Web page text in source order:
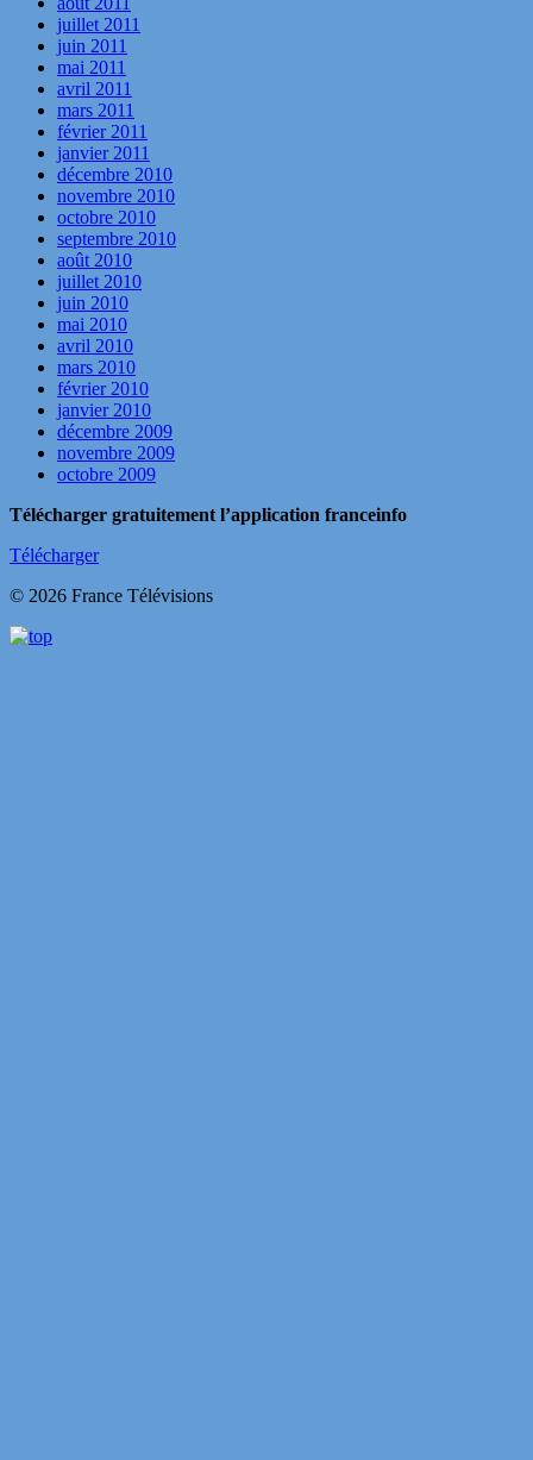
juillet 2011
juin 2011
mai 2011
avril 2011
mars 2011
février 2011
janvier 2011
décembre 2010
novembre 2010
octobre 2010
septembre 2010
août 2010
juillet 2010
juin 2010
mai 2010
avril 2010
mars 2010
février 2010
janvier 2010
décembre 2009
novembre 2009
octobre 2009
Télécharger gratuitement l’application franceinfo
Télécharger
© 2026 France Télévisions